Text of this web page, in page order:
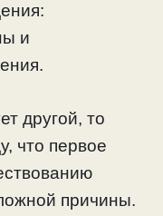
и
другой, то
что первое
причины.